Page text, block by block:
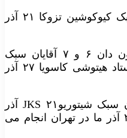
*آزمون دان یک تا ۳ بانوان سبک کیوکوشین تزوکا ۲۱ آذر
*سمینار فنی آموزشی و آزمون دان ۶ و ۷ آقایان سبک
شوتوکان WSKF زیرنظر استاد هیتوشی کاسویا ۲۷ آذر
*استاژ فنی عملی ویژه مربیان سبک شیتوریوJKS ۲۱ آذر
ماه در در خراسان رضوی و ۲۸ آذر ما در تهران انجام می